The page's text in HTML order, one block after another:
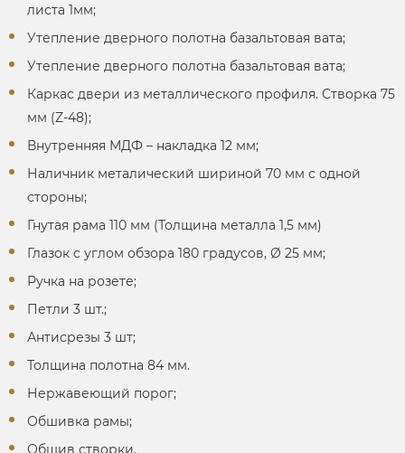
листа 1мм;
Утепление дверного полотна базальтовая вата;
Утепление дверного полотна базальтовая вата;
Каркас двери из металлического профиля. Створка 75
мм (Z-48);
Внутренняя МДФ – накладка 12 мм;
Наличник металический шириной 70 мм с одной
стороны;
Гнутая рама 110 мм (Толщина металла 1,5 мм)
Глазок с углом обзора 180 градусов, Ø 25 мм;
Ручка на розете;
Петли 3 шт.;
Антисрезы 3 шт;
Толщина полотна 84 мм.
Нержавеющий порог;
Обшивка рамы;
Обшив створки.